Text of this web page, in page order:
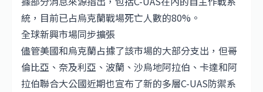
統，目前已占烏克蘭戰場死亡人數的80%。
全球新興市場同步擴張
儘管美國和烏克蘭占據了該市場的大部分支出，但哥
倫比亞、奈及利亞、波蘭、 沙烏地阿拉伯 、卡達和阿
拉伯聯合大公國近期也宣布了新的多層C-UAS防禦系